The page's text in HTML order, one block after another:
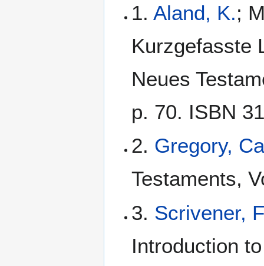
1. Aland, K.;
Kurzgefasste
Neues
p. 70. ISBN
2. Gregory,
Testaments,
3. Scrivener,
Introduction